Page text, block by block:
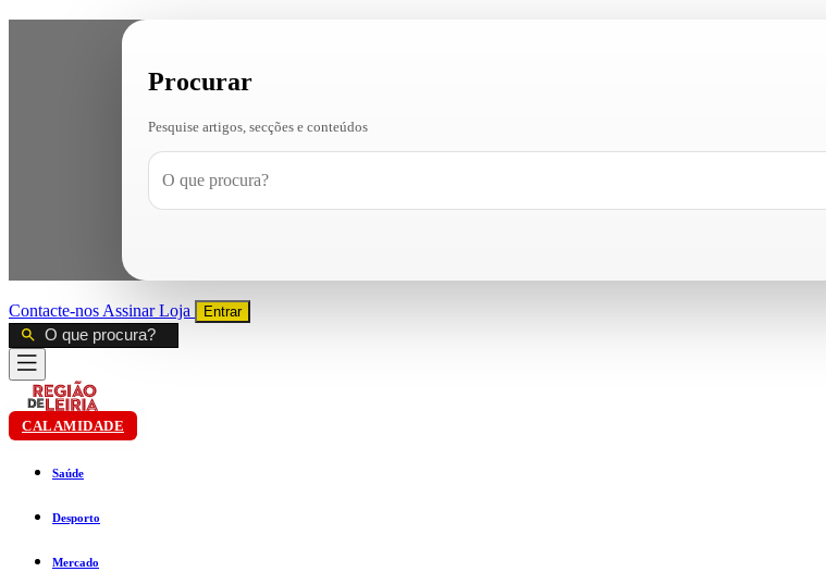
Procurar
Pesquise artigos, secções e conteúdos
Contacte-nos AssinarLoja Entrar
CALAMIDADE
Saúde
Desporto
Mercado